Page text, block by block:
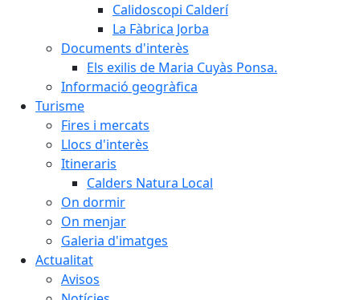
Calidoscopi Calderí
La Fàbrica Jorba
Documents d'interès
Els exilis de Maria Cuyàs Ponsa.
Informació geogràfica
Turisme
Fires i mercats
Llocs d'interès
Itineraris
Calders Natura Local
On dormir
On menjar
Galeria d'imatges
Actualitat
Avisos